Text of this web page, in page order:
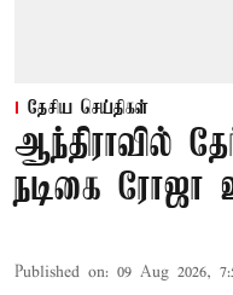
தேசிய செய்திகள்
ஆந்திராவில்
நடிகை ரோஜா
Published on: 09 Aug 2026,